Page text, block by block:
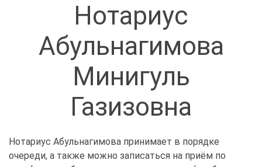
Нотариус
Абульнагимова
Минигуль
Газизовна
Нотариус Абульнагимова принимает в порядке
очереди, а также можно записаться на приём по